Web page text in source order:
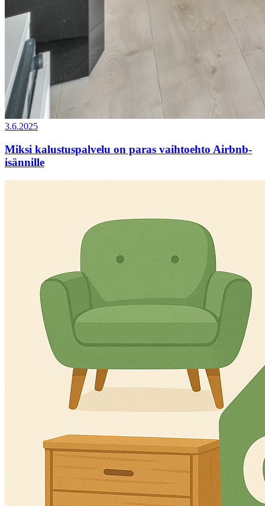
3.6.2025
Miksi kalustuspalvelu on paras vaihtoehto Airbnb-
isännille